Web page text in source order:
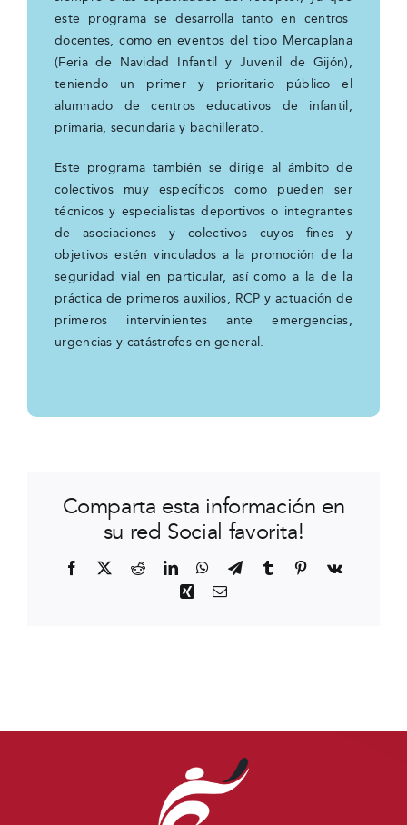
este programa se desarrolla tanto en centros
docentes, como en eventos del tipo Mercaplana
(Feria de Navidad Infantil y Juvenil de Gijón),
teniendo un primer y prioritario público el
alumnado de centros educativos de infantil,
primaria, secundaria y bachillerato.
Este programa también se dirige al ámbito de
colectivos muy específicos como pueden ser
técnicos y especialistas deportivos o integrantes
de asociaciones y colectivos cuyos fines y
objetivos estén vinculados a la promoción de la
seguridad vial en particular, así como a la de la
práctica de primeros auxilios, RCP y actuación de
primeros intervinientes ante emergencias,
urgencias y catástrofes en general.
Comparta esta información en
su red Social favorita!
Facebook RedditLinkedInWhatsApp
TelegramTumblr Pinterest
Vk
XingCorreo